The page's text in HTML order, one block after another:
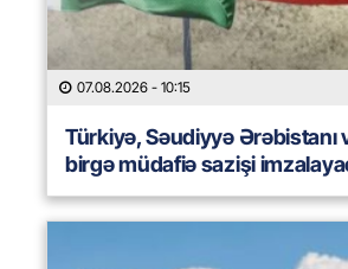
07.08.2026 - 10:15
Türkiyə, Səudiyyə Ərəbistanı
birgə müdafiə sazişi